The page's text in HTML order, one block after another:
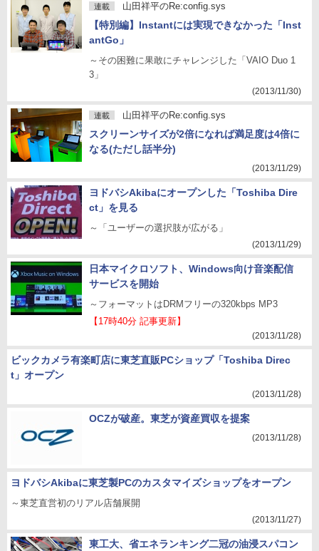
連載 山田祥平のRe:config.sys
【特別編】Instantには実現できなかった「Inst
antGo」
～その困難に果敢にチャレンジした「VAIO Duo 1
3」
(2013/11/30)
連載 山田祥平のRe:config.sys
スクリーンサイズが2倍になれば満足度は4倍に
なる(ただし話半分)
(2013/11/29)
ヨドバシAkibaにオープンした「Toshiba Dire
ct」を見る
～「ユーザーの選択肢が広がる」
(2013/11/29)
日本マイクロソフト、Windows向け音楽配信
サービスを開始
～フォーマットはDRMフリーの320kbps MP3
【17時40分 記事更新】
(2013/11/28)
ビックカメラ有楽町店に東芝直販PCショップ「Toshiba Direc
t」オープン
(2013/11/28)
OCZが破産。東芝が資産買収を提案
(2013/11/28)
ヨドバシAkibaに東芝製PCのカスタマイズショップをオープン
～東芝直営初のリアル店舗展開
(2013/11/27)
東工大、省エネランキング二冠の油浸スパコン